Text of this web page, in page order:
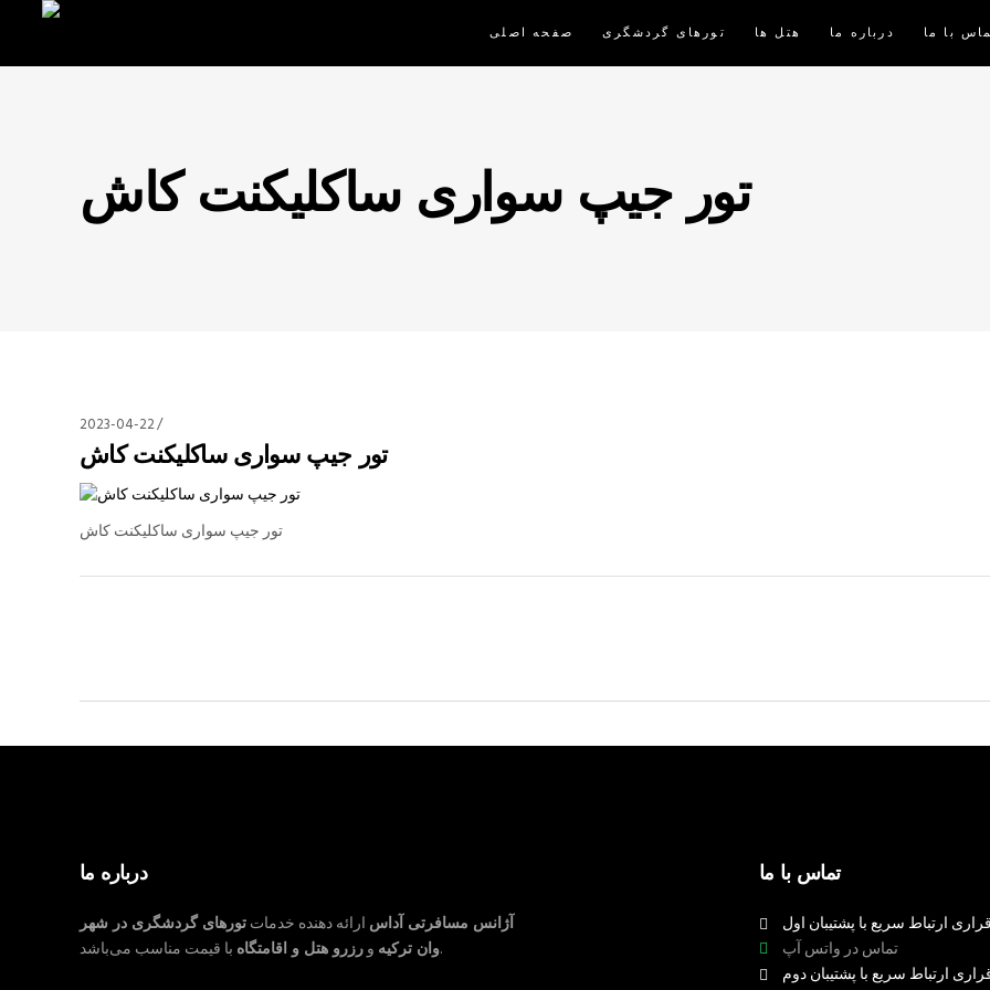
صفحه اصلی تورهای گردشگری هتل ها درباره ما با ما
تور جیپ سواری ساکلیکنت کاش
2023-04-22
تور جیپ سواری ساکلیکنت کاش
تور جیپ سواری ساکلیکنت کاش
درباره ما
آژانس مسافرتی آداس ارائه دهنده خدماتتورهای گردشگری در شهر
وان ترکیه ورزرو هتل و اقامتگاه با قیمت مناسب می‌باشد.
تماس با ما
ارتباط سریع با پشتیبان اول
تماس در واتس آپ
ارتباط سریع با پشتیبان دوم